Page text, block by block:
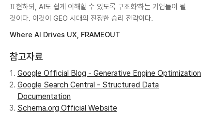
표현하되, AI도 쉽게 이해할 수 있도록 구조화'하는 기업들이 될
것이다. 이것이 GEO 시대의 진정한 승리 전략이다.
Where AI Drives UX, FRAMEOUT
참고자료
Google Official Blog - Generative Engine Optimization
Google Search Central - Structured Data
Documentation
Schema.org Official Website